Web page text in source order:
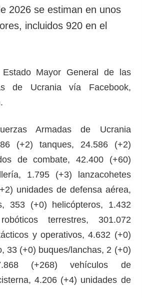
2026 se estiman en unos
incluidos 920 en el
Mayor General de las
de Ucrania vía Facebook,
Armadas de Ucrania
(+2) tanques, 24.586 (+2)
de combate, 42.400 (+60)
1.795 (+3) lanzacohetes
unidades de defensa aérea,
353 (+0) helicópteros, 1.432
terrestres, 301.072
y operativos, 4.632 (+0)
33 (+0) buques/lanchas, 2 (+0)
(+268) vehículos de
4.206 (+4) unidades de